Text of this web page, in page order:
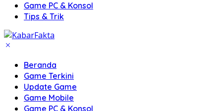
Game PC & Konsol
Tips & Trik
Beranda
Game Terkini
Update Game
Game Mobile
Game PC & Konsol